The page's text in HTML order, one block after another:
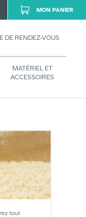
DE RENDEZ-VOUS
MATÉRIEL ET
ACCESSOIRES
MON PANIER
tout